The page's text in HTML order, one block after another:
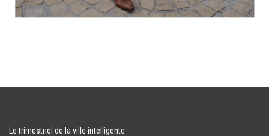
Le trimestriel de la ville intelligente